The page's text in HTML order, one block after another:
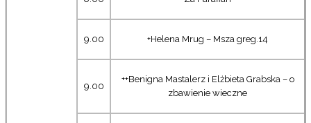
9.00 +Helena Mrug – Msza greg.14
9.00
++Benigna Mastalerz i Elżbieta Grabska – o
zbawienie wieczne